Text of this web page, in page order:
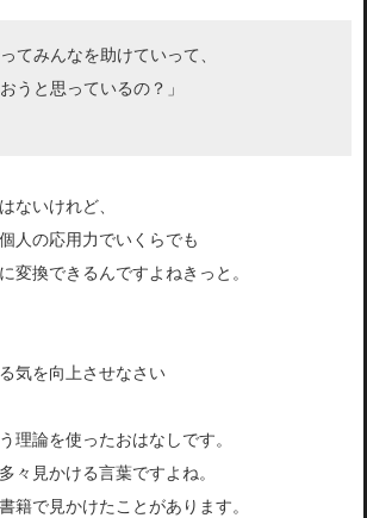
てみんなを助けていって、
うと思っているの？」
ないけれど、
人の応用力でいくらでも
変換できるんですよねきっと。
気を向上させなさい
理論を使ったおはなしです。
々見かける言葉ですよね。
籍で見かけたことがあります。